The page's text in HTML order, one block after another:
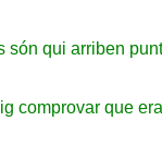
són qui arriben
comprovar que